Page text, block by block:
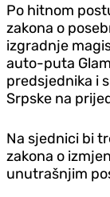
Po hitnom
zakona o
izgradnje
auto-puta
predsjednika i
Srpske na
Na sjednici bi
zakona o
unutrašnjim